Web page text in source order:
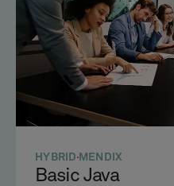
HYBRID MENDIX
Basic Java​